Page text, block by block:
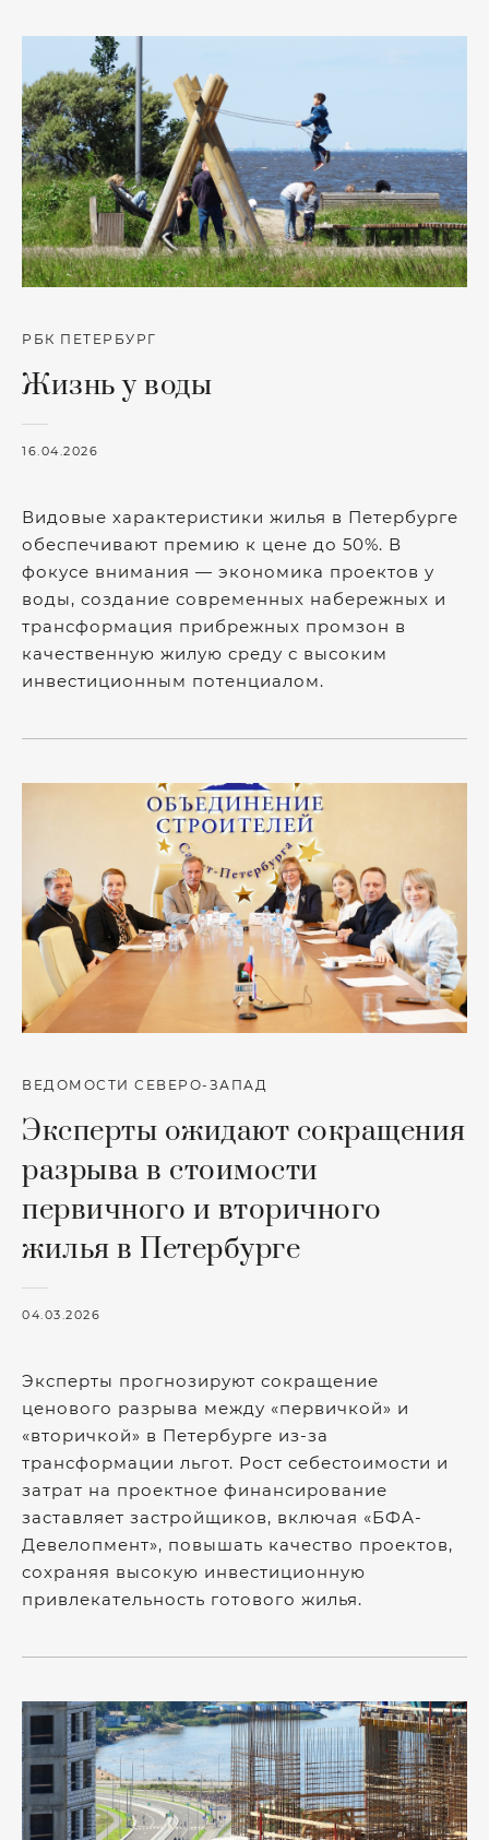
РБК ПЕТЕРБУРГ
Жизнь у воды
16.04.2026
Видовые характеристики жилья в Петербурге
обеспечивают премию к цене до 50%. В
фокусе внимания — экономика проектов у
воды, создание современных набережных и
трансформация прибрежных промзон в
качественную жилую среду с высоким
инвестиционным потенциалом.
ВЕДОМОСТИ СЕВЕРО-ЗАПАД
Эксперты ожидают сокращения
разрыва в стоимости
первичного и вторичного
жилья в Петербурге
04.03.2026
Эксперты прогнозируют сокращение
ценового разрыва между «первичкой» и
«вторичкой» в Петербурге из-за
трансформации льгот. Рост себестоимости и
затрат на проектное финансирование
заставляет застройщиков, включая «БФА-
Девелопмент», повышать качество проектов,
сохраняя высокую инвестиционную
привлекательность готового жилья.